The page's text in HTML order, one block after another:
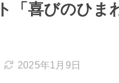
「喜びのひま
2025年1月9日